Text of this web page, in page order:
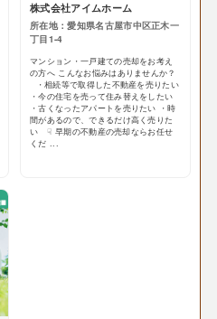
株式会社アイムホーム
所在地：愛知県名古屋市中区正木一
丁目1-4
マンション・一戸建ての売却をお考え
の方へ こんなお悩みはありませんか？
・相続等で取得した不動産を売りたい
・今の住宅を売って住み替えをしたい
・古くなったアパートを売りたい ・時
間があるので、できるだけ高く売りた
い ☟ 早期の不動産の売却ならお任せ
くだ ...